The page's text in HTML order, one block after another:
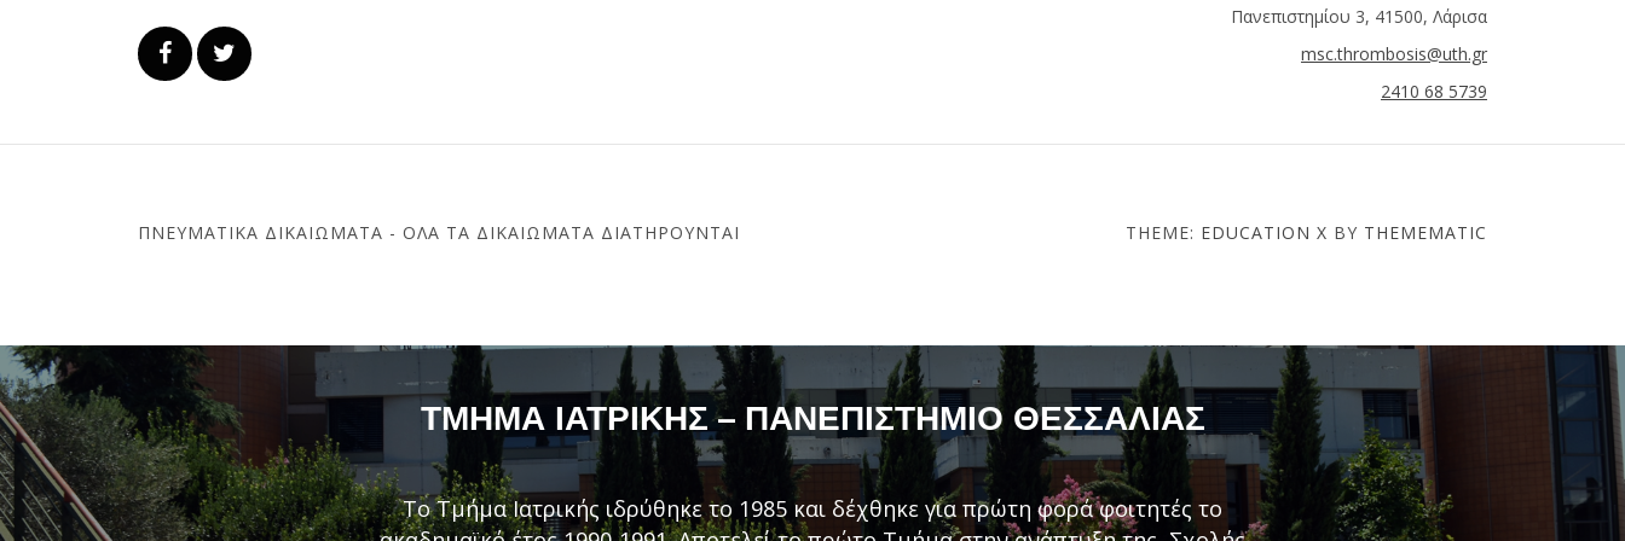
Πανεπιστημίου 3, 41500, Λάρισα
msc.thrombosis@uth.gr
2410 68 5739
ΠΝΕΥΜΑΤΙΚΆ ΔΙΚΑΙΏΜΑΤΑ - ΌΛΑ ΤΑ ΔΙΚΑΙΏΜΑΤΑ ΔΙΑΤΗΡΟΎΝΤΑΙ THEME: EDUCATION X BY THEMEMATIC
ΤΜΉΜΑ ΙΑΤΡΙΚΉΣ – ΠΑΝΕΠΙΣΤΉΜΙΟ ΘΕΣΣΑΛΊΑΣ
Το Τμήμα Ιατρικής ιδρύθηκε το 1985 και δέχθηκε για πρώτη φορά φοιτητές το